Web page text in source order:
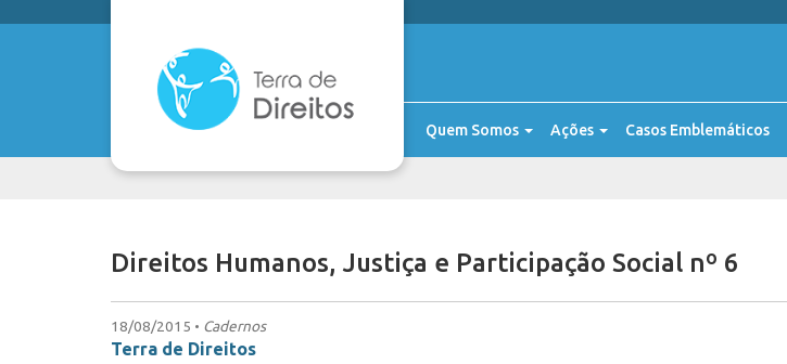
Quem Somos Ações Casos Emblemáticos
Direitos Humanos, Justiça e Participação Social nº 6
18/08/2015 • Cadernos
Terra de Direitos